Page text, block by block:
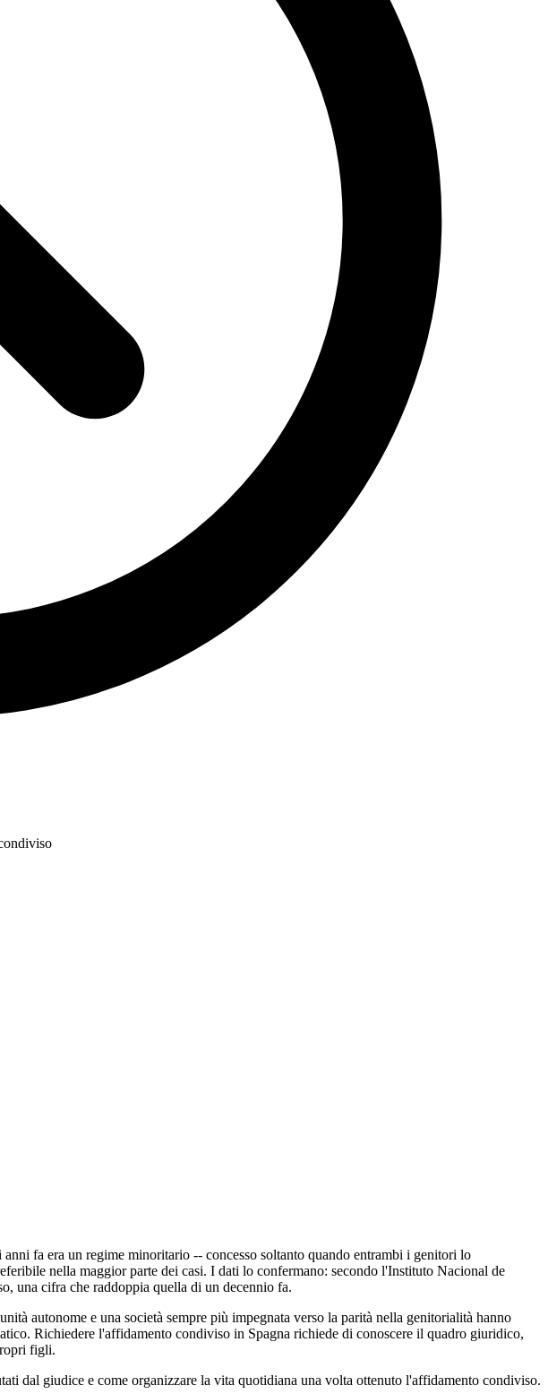
fa era un regime minoritario -- concesso soltanto quando entrambi i genitori lo
nella maggior parte dei casi. I dati lo confermano: secondo l'Instituto Nacional de
una cifra che raddoppia quella di un decennio fa.
autonome e una società sempre più impegnata verso la parità nella genitorialità hanno
Richiedere l'affidamento condiviso in Spagna richiede di conoscere il quadro giuridico,
figli.
dal giudice e come organizzare la vita quotidiana una volta ottenuto l'affidamento condiviso.